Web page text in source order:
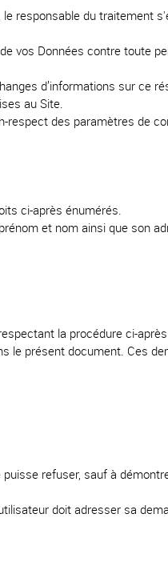
responsable du traitement
vos Données contre toute
d’informations sur ce
au Site.
des paramètres de
ci-après énumérés.
et nom ainsi que son
la procédure ci-
le présent document. Ces
refuser, sauf à
doit adresser sa